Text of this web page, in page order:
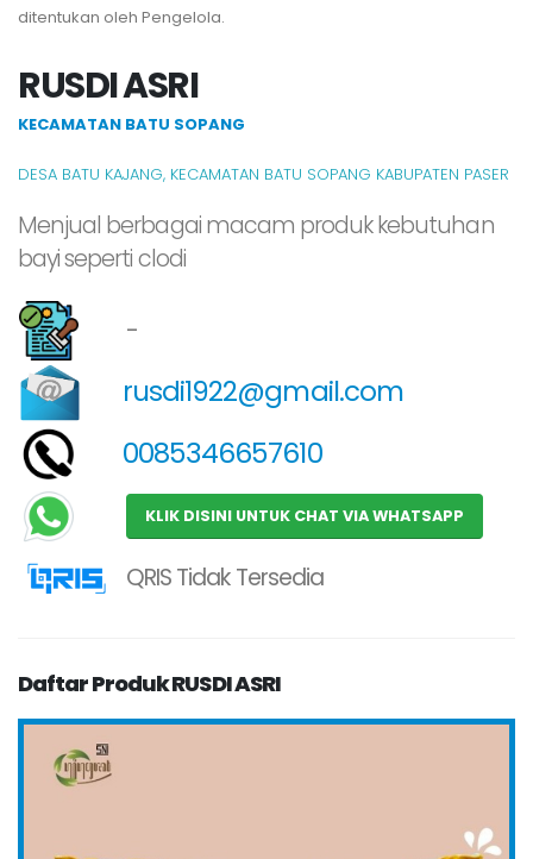
RUSDI ASRI
KECAMATAN BATU SOPANG
DESA BATU KAJANG, KECAMATAN BATU SOPANG KABUPATEN PASER
Menjual berbagai macam produk kebutuhan
bayi seperti clodi
-
rusdi1922@gmail.com
0085346657610
KLIK DISINI UNTUK CHAT VIA WHATSAPP
QRIS Tidak Tersedia
ditentukan oleh Pengelola.
Daftar Produk RUSDI ASRI